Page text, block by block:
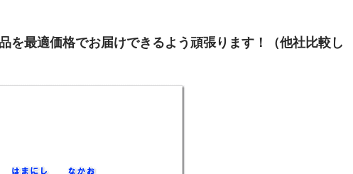
を最適価格でお届けできるよう頑張ります！（他社比較し